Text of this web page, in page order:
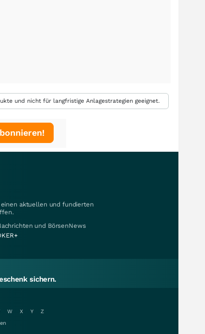
und nicht für langfristige Anlagestrategien geeignet.
aktuellen und fundierten
und BörsenNews
sichern.
W X Y
Z